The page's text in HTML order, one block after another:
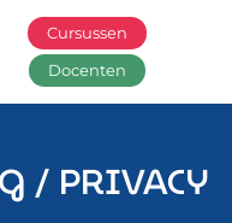
Cursussen
Docenten
/ PRIVACY